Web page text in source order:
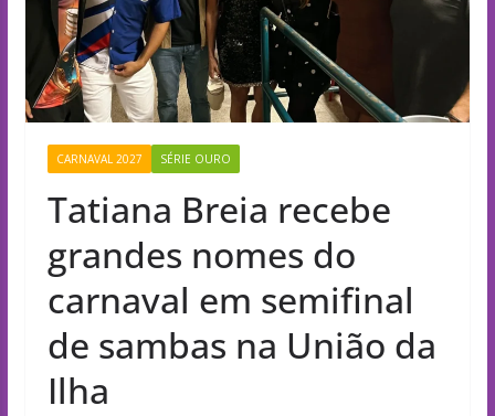
CARNAVAL 2027 SÉRIE OURO
Tatiana Breia recebe
grandes nomes do
carnaval em semifinal
de sambas na União da
Ilha